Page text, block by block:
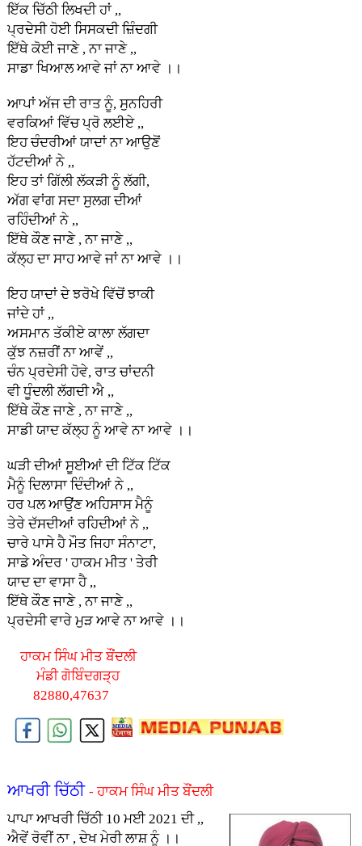
ਇੱਕ ਚਿੱਠੀ ਲਿਖਦੀ ਹਾਂ ,,
ਪ੍ਰਦੇਸੀ ਹੋਈ ਸਿਸਕਦੀ ਜ਼ਿੰਦਗੀ
ਇੱਥੇ ਕੋਈ ਜਾਣੇ , ਨਾ ਜਾਣੇ ,,
ਸਾਡਾ ਖਿਆਲ ਆਵੇ ਜਾਂ ਨਾ ਆਵੇ ।।
ਆਪਾਂ ਅੱਜ ਦੀ ਰਾਤ ਨੂੰ, ਸੁਨਹਿਰੀ
ਵਰਕਿਆਂ ਵਿੱਚ ਪ੍ਰੋ ਲਈਏ ,,
ਇਹ ਚੰਦਰੀਆਂ ਯਾਦਾਂ ਨਾ ਆਉਣੋਂ
ਹੱਟਦੀਆਂ ਨੇ ,,
ਇਹ ਤਾਂ ਗਿੱਲੀ ਲੱਕੜੀ ਨੂੰ ਲੱਗੀ,
ਅੱਗ ਵਾਂਗ ਸਦਾ ਸੁਲਗ ਦੀਆਂ
ਰਹਿੰਦੀਆਂ ਨੇ ,,
ਇੱਥੇ ਕੌਣ ਜਾਣੇ , ਨਾ ਜਾਣੇ ,,
ਕੱਲ੍ਹ ਦਾ ਸਾਹ ਆਵੇ ਜਾਂ ਨਾ ਆਵੇ ।।
ਇਹ ਯਾਦਾਂ ਦੇ ਝਰੋਖੇ ਵਿੱਚੋਂ ਝਾਕੀ
ਜਾਂਦੇ ਹਾਂ ,,
ਅਸਮਾਨ ਤੱਕੀਏ ਕਾਲਾ ਲੱਗਦਾ
ਕੁੱਝ ਨਜ਼ਰੀਂ ਨਾ ਆਵੇਂ ,,
ਚੰਨ ਪ੍ਰਦੇਸੀ ਹੋਵੇ, ਰਾਤ ਚਾਂਦਨੀ
ਵੀ ਧੂੰਦਲੀ ਲੱਗਦੀ ਐ ,,
ਇੱਥੇ ਕੌਣ ਜਾਣੇ , ਨਾ ਜਾਣੇ ,,
ਸਾਡੀ ਯਾਦ ਕੱਲ੍ਹ ਨੂੰ ਆਵੇ ਨਾ ਆਵੇ ।।
ਘੜੀ ਦੀਆਂ ਸੂਈਆਂ ਦੀ ਟਿੱਕ ਟਿੱਕ
ਮੈਨੂੰ ਦਿਲਾਸਾ ਦਿੰਦੀਆਂ ਨੇ ,,
ਹਰ ਪਲ ਆਉਂਣ ਅਹਿਸਾਸ ਮੈਨੂੰ
ਤੇਰੇ ਦੱਸਦੀਆਂ ਰਹਿਦੀਆਂ ਨੇ ,,
ਚਾਰੇ ਪਾਸੇ ਹੈ ਮੌਤ ਜਿਹਾ ਸੰਨਾਟਾ,
ਸਾਡੇ ਅੰਦਰ ' ਹਾਕਮ ਮੀਤ ' ਤੇਰੀ
ਯਾਦ ਦਾ ਵਾਸਾ ਹੈ ,,
ਇੱਥੇ ਕੌਣ ਜਾਣੇ , ਨਾ ਜਾਣੇ ,,
ਪ੍ਰਦੇਸੀ ਵਾਰੇ ਮੁੜ ਆਵੇ ਨਾ ਆਵੇ ।।
ਹਾਕਮ ਸਿੰਘ ਮੀਤ ਬੌਂਦਲੀ
ਮੰਡੀ ਗੋਬਿੰਦਗੜ੍ਹ
82880,47637
ਆਖਰੀ ਚਿੱਠੀ - ਹਾਕਮ ਸਿੰਘ ਮੀਤ ਬੌਂਦਲੀ
ਪਾਪਾ ਆਖਰੀ ਚਿੱਠੀ 10 ਮਈ 2021 ਦੀ ,,
ਐਵੇਂ ਰੋਵੀਂ ਨਾ , ਦੇਖ ਮੇਰੀ ਲਾਸ਼ ਨੂੰ ।।